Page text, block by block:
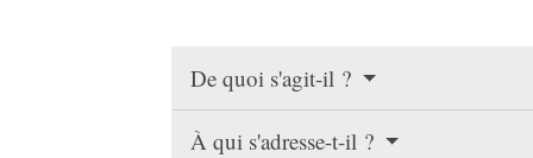
De quoi s'agit-il ?
À qui s'adresse-t-il ?